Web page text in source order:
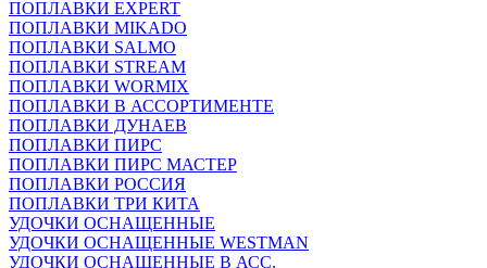
ПОПЛАВКИ EXPERT
ПОПЛАВКИ MIKADO
ПОПЛАВКИ SALMO
ПОПЛАВКИ STREAM
ПОПЛАВКИ WORMIX
ПОПЛАВКИ В АССОРТИМЕНТЕ
ПОПЛАВКИ ДУНАЕВ
ПОПЛАВКИ ПИРС
ПОПЛАВКИ ПИРС МАСТЕР
ПОПЛАВКИ РОССИЯ
ПОПЛАВКИ ТРИ КИТА
УДОЧКИ ОСНАЩЕННЫЕ
УДОЧКИ ОСНАЩЕННЫЕ WESTMAN
УДОЧКИ ОСНАЩЕННЫЕ В АСС.